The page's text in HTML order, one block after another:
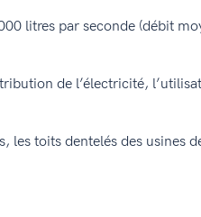
litres par seconde (débit
de l’électricité,
les toits dentelés des usines